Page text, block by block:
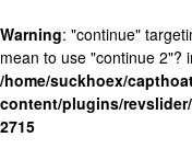
Warning: "continue"
mean to use "continue 2"?
/home/suckhoex/
content/plugins/
2715